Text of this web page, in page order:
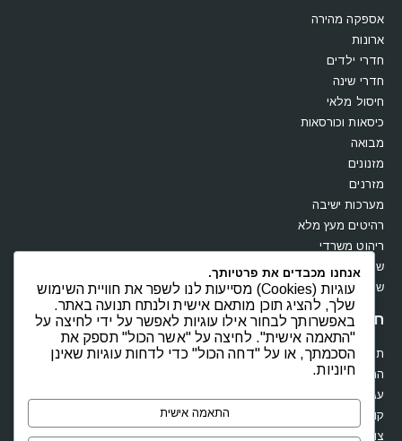
אספקה מהירה
ארונות
חדרי ילדים
חדרי שינה
חיסול מלאי
כיסאות וכורסאות
מבואה
מזנונים
מזרנים
מערכות ישיבה
רהיטים מעץ מלא
ריהוט משרדי
שולחנות
שידות וקומודות
חנות
תקנון
החשבון שלי
עגלת קניות
קופה
צור קשר
אנחנו מכבדים את פרטיותך.
עוגיות (Cookies) מסייעות לנו לשפר את חוויית השימוש
שלך, להציג תוכן מותאם אישית ולנתח תנועה באתר.
באפשרותך לבחור אילו עוגיות לאפשר על ידי לחיצה על
"התאמה אישית". לחיצה על "אשר הכול" תספק את
הסכמתך, או על "דחה הכול" כדי לדחות עוגיות שאינן
חיוניות.
התאמה אישית